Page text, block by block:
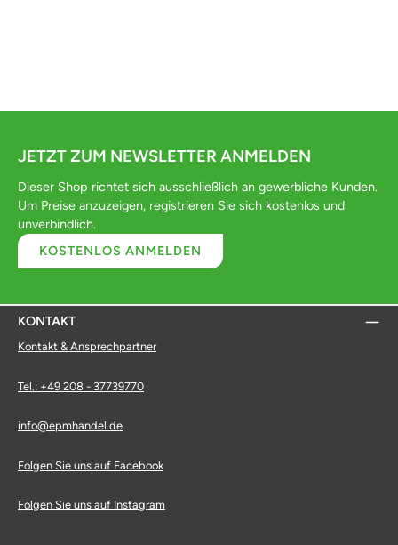
JETZT ZUM NEWSLETTER ANMELDEN
Dieser Shop richtet sich ausschließlich an gewerbliche Kunden.
Um Preise anzuzeigen, registrieren Sie sich kostenlos und
unverbindlich.
KOSTENLOS ANMELDEN
KONTAKT
Kontakt & Ansprechpartner
Tel.: +49 208 - 37739770
info@epmhandel.de
Folgen Sie uns auf Facebook
Folgen Sie uns auf Instagram